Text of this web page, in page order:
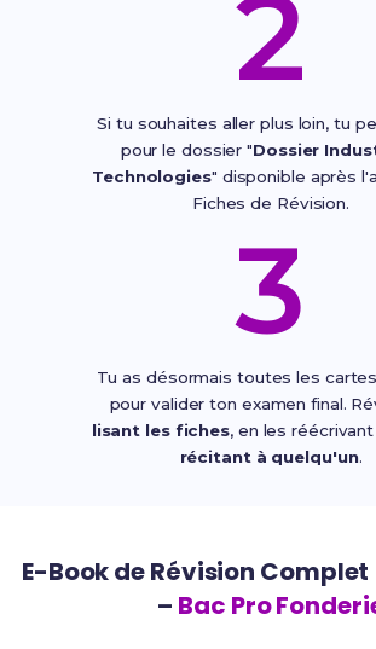
2
Si tu souhaites aller plus loin, tu
pour le dossier "Dossier
Technologies" disponible après
Fiches de Révision.
3
Tu as désormais toutes les
pour valider ton examen final.
lisant les fiches, en les
récitant à quelqu'un.
E-Book de Révision
– Bac Pro